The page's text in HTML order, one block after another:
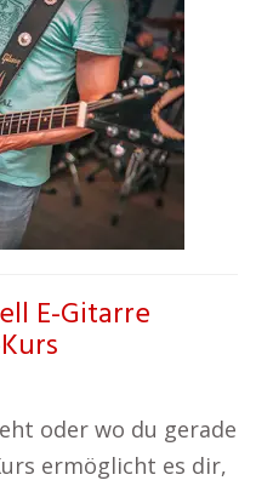
E-Gitarre
oder wo du gerade
ermöglicht es dir,